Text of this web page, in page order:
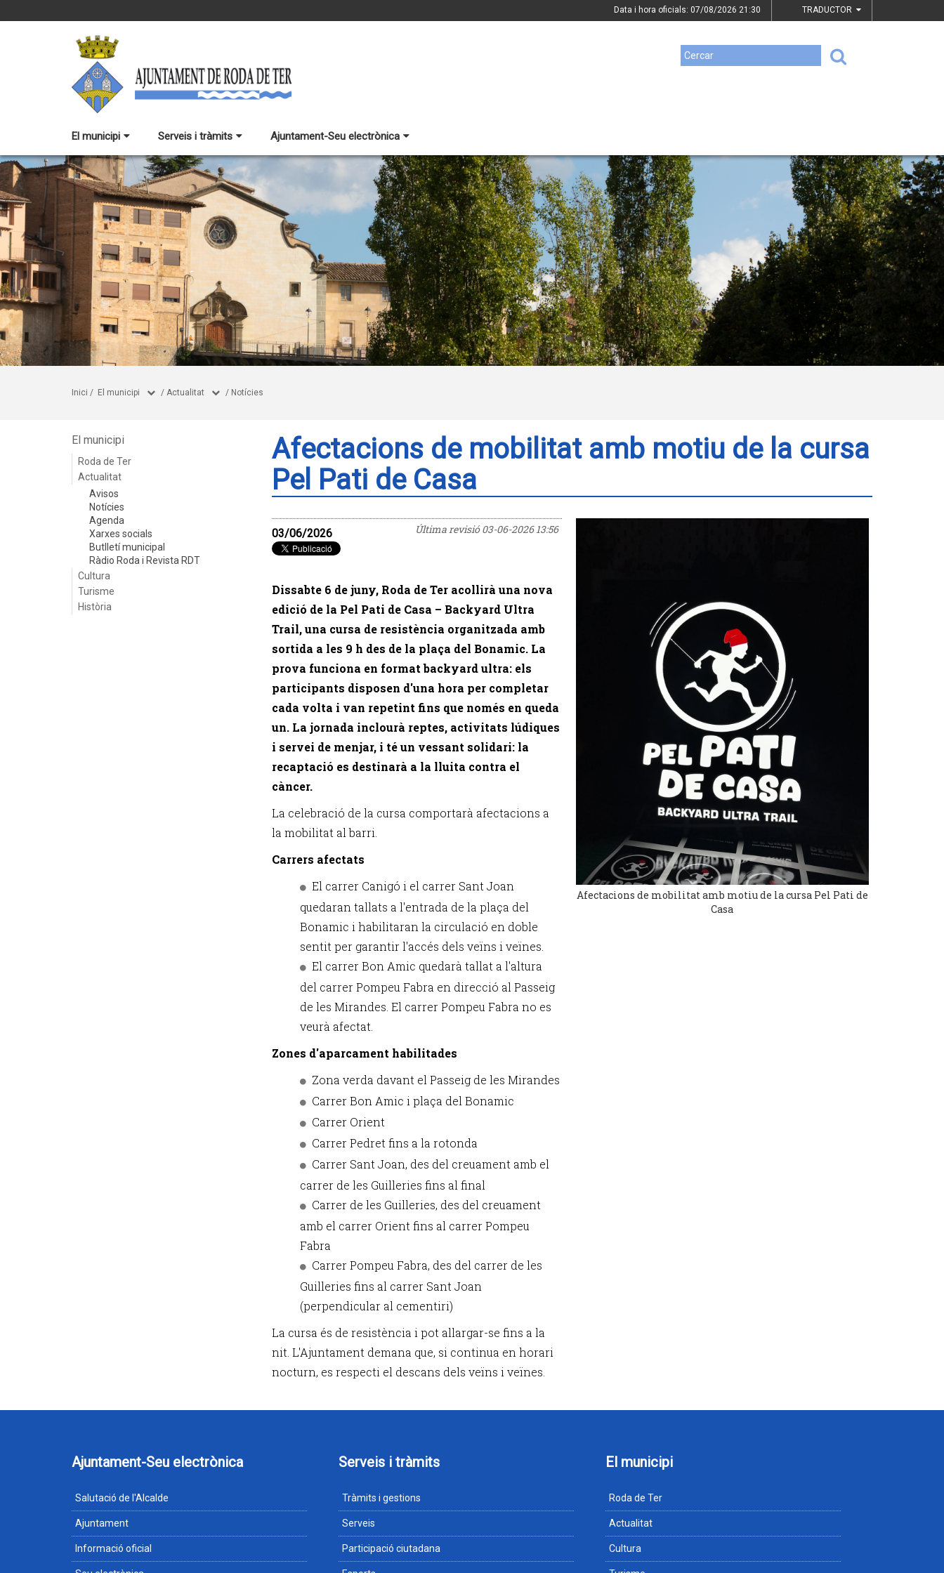
Data i hora oficials: 07/08/2026 21:30 TRADUCTOR
El municipi Serveis i tràmits Ajuntament-Seu electrònica
Inici / El municipi / Actualitat / Notícies
El municipi
Roda de Ter
Actualitat
Avisos
Notícies
Agenda
Xarxes socials
Butlletí municipal
Ràdio Roda i Revista RDT
Cultura
Turisme
Història
Afectacions de mobilitat amb motiu de la cursa
Pel Pati de Casa
Última revisió03-06-2026 13:56
03/06/2026
Dissabte 6 de juny, Roda de Ter acollirà una nova
edició de la Pel Pati de Casa – Backyard Ultra
Trail, una cursa de resistència organitzada amb
sortida a les 9 h des de la plaça del Bonamic. La
prova funciona en format backyard ultra: els
participants disposen d'una hora per completar
cada volta i van repetint fins que només en queda
un. La jornada inclourà reptes, activitats lúdiques
i servei de menjar, i té un vessant solidari: la
recaptació es destinarà a la lluita contra el
càncer.
La celebració de la cursa comportarà afectacions a
la mobilitat al barri.
Carrers afectats
El carrer Canigó i el carrer Sant Joan
quedaran tallats a l'entrada de la plaça del
Bonamic i habilitaran la circulació en doble
sentit per garantir l'accés dels veïns i veïnes.
El carrer Bon Amic quedarà tallat a l'altura
del carrer Pompeu Fabra en direcció al Passeig
de les Mirandes. El carrer Pompeu Fabra no es
veurà afectat.
Zones d'aparcament habilitades
Zona verda davant el Passeig de les Mirandes
Carrer Bon Amic i plaça del Bonamic
Carrer Orient
Carrer Pedret fins a la rotonda
Carrer Sant Joan, des del creuament amb el
carrer de les Guilleries fins al final
Carrer de les Guilleries, des del creuament
amb el carrer Orient fins al carrer Pompeu
Fabra
Carrer Pompeu Fabra, des del carrer de les
Guilleries fins al carrer Sant Joan
(perpendicular al cementiri)
La cursa és de resistència i pot allargar-se fins a la
nit. L'Ajuntament demana que, si continua en horari
nocturn, es respecti el descans dels veïns i veïnes.
Afectacions de mobilitat amb motiu de la cursa Pel Pati de
Casa
Ajuntament-Seu electrònica
Salutació de l'Alcalde
Ajuntament
Informació oficial
Serveis i tràmits
Tràmits i gestions
Serveis
Participació ciutadana
El municipi
Roda de Ter
Actualitat
Cultura